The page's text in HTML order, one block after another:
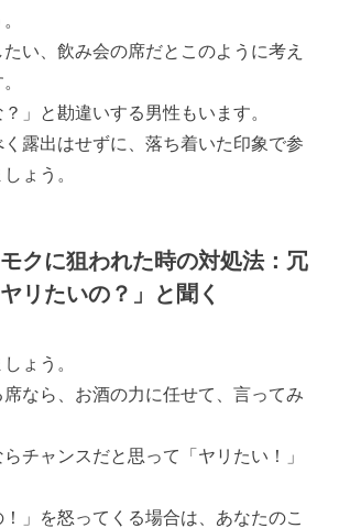
い、飲み会の席だとこのように考え
？」と勘違いする男性もいます。
露出はせずに、落ち着いた印象で参
ょう。
クに狙われた時の対処法：冗
リたいの？」と聞く
ょう。
なら、お酒の力に任せて、言ってみ
チャンスだと思って「ヤリたい！」
！」を怒ってくる場合は、あなたのこ